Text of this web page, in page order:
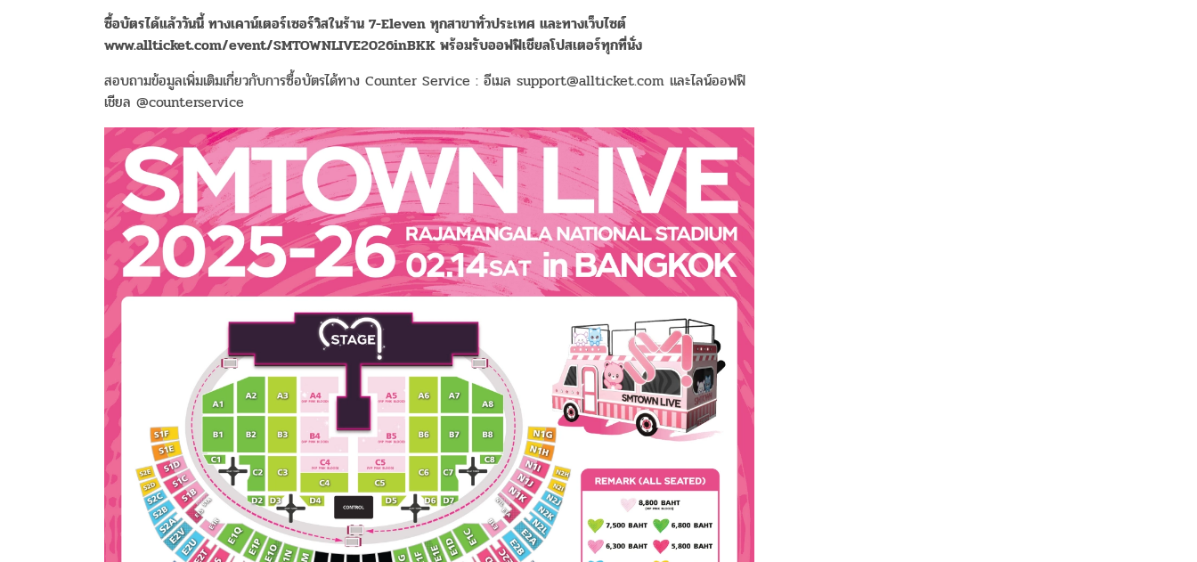
ซื้อบัตรได้แล้ววันนี้ ทางเคาน์เตอร์เซอร์วิสในร้าน 7-Eleven ทุกสาขาทั่วประเทศ และทางเว็บไซต์
www.allticket.com/event/SMTOWNLIVE2026inBKK พร้อมรับออฟฟิเชียลโปสเตอร์ทุกที่นั่ง
สอบถามข้อมูลเพิ่มเติมเกี่ยวกับการซื้อบัตรได้ทาง Counter Service : อีเมล support@allticket.com และไลน์ออฟฟิ
เชียล @counterservice